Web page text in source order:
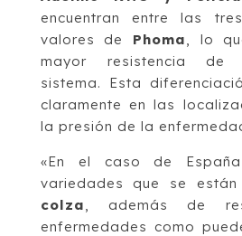
encuentran entre las
valores de Phoma, lo
mayor resistencia de
sistema. Esta
claramente en las
la presión de la
«En el caso de
variedades que se
colza, además de
enfermedades como